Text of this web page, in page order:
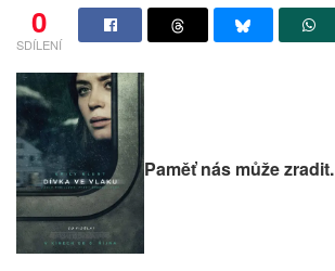
0
SDÍLENÍ
Paměť nás může zradit.